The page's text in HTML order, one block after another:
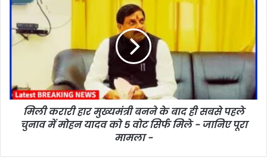
मिली करारी हार मुख्यमंत्री बनने के बाद ही सबसे पहले
चुनाव में मोहन यादव को 5 वोट सिर्फ मिले - जानिए पूरा
मामला -